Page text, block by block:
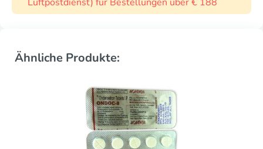
Ähnliche Produkte: